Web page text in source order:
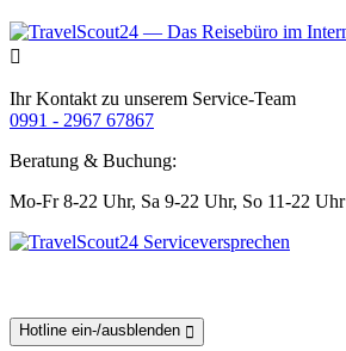
Ihr Kontakt zu unserem Service-Team
0991 - 2967 67867
Beratung & Buchung:
Mo-Fr 8-22 Uhr, Sa 9-22 Uhr, So 11-22 Uhr
Hotline ein-/ausblenden